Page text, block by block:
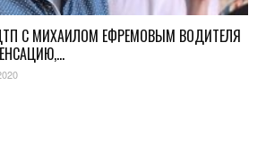
С МИХАИЛОМ ЕФРЕМОВЫМ ВОДИТЕЛЯ